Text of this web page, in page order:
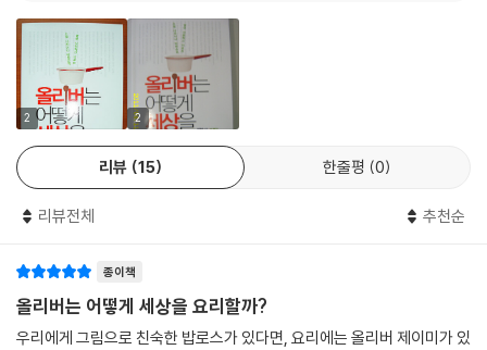
전통 문화로 사회적 문제를 해결하다 ㆍ 갈가엘
16장 도시에서 시골까지, 요크셔의 사회적 기업
공간 비즈니스, 타이거
지역 종합 개발회사, 로이즈 지역자치회
요크셔의 사회적 기업들
시골 지역의 사회적 기업들
조용한 혁명가 ㆍ DTA 총수 스티브 와일러
17장 사회적 기업과 비영리 단체의 인프라
유일한 시민사회 전문 잡지 《제3섹터》
좋은 세상의 이야기를 담는 포지티브 뉴스
있다. 한 아이가 이렇게 퇴학당하면 그 가족의 평온은 깨지기 마련이다. 그
래서 이 아이들을 제대로 가르쳐서 다시 학교로 돌려보내는 게 이 단체의
목표다. 작년 한 해 120여 명의 아이들을 가르쳤고, 그중 96퍼센트가 학교
로 돌아가거나 대학에 진학했다고 한다. 도대체 그 비결이 무엇인지 물어
봤다. 지역 지식, 지역 이해(local understanding), 지역 협력(working
with local people)이라고 답한다. 우문현답이다. 결국 지역에 해답이 있
는 것이다. ---p.193
다. 혼자서는 외롭고 약하다. NESTA의 사업은 주로 그 분야에서 최고의
평판을 가지고 있는 단체나 기관에 위탁하거나, 공동으로 진행한다. 기금
조성이나 운영도 독자적으로 하지 않고 반드시 기업이나 다른 재단들에게
참여 기회를 준다. 혁신 운동이나 프로젝트를 추진하는 단체와 넓은 네트
국의 시민사회 발전을 주도해온 ‘소셜 디자이너’ 박원순이 크고 작은 시민
사회부터 정부, 재단, 기금과 언론까지, 새로운 영국을 요리하는 사람들을
만나고 돌아왔다. 《올리버는 어떻게 세상을 요리할까? ― 소셜 디자이너
박원순의 영국 사회혁신 리포트》는 영국 사회의 변화를 바탕으로 한국에
서도 적용할 수 있는 다양한 사회혁신 사례를 들려준다.
소셜 디자이너 박원순, 새로운 영국을 이끄는 ‘사회적 요리사’들을 만나다!
영국 사회혁신의 심장부에서 가장 큰 활약을 하고 있는 것은 단연 시민사
바로 영국 시민사회의 현주소를 잘 보여주는 곳이다. 이 단체의 성격을 한
마디로 정의하기는 어렵다. 영 파운데이션은 연구와 조사를 통해 변화가
필요한 부분을 진단하기도 하고, 스스로 여러 가지 프로젝트를 벌여 사회
2 2
리뷰 15 한줄평 0
리뷰전체 추천순
종이책
올리버는 어떻게 세상을 요리할까?
우리에게 그림으로 친숙한 밥로스가 있다면, 요리에는 올리버 제이미가 있